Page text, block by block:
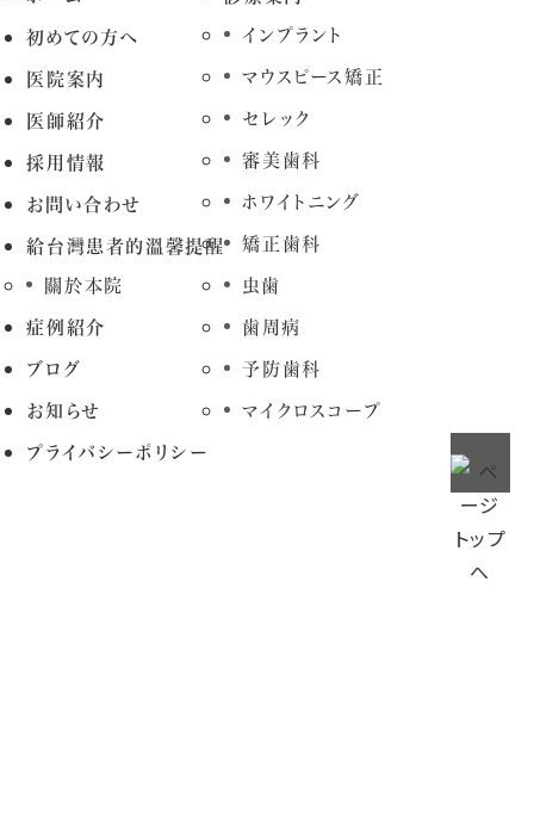
初めての方へ
医院案内
医師紹介
採用情報
お問い合わせ
給台灣患者的溫馨提醒
關於本院
症例紹介
ブログ
お知らせ
プライバシーポリシー
インプラント
マウスピース矯正
セレック
審美歯科
ホワイトニング
矯正歯科
虫歯
歯周病
予防歯科
マイクロスコープ